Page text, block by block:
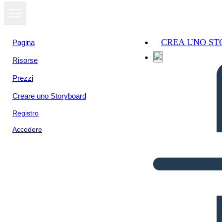
Pagina
Risorse
Prezzi
Creare uno Storyboard
Registro
Accedere
CREA UNO